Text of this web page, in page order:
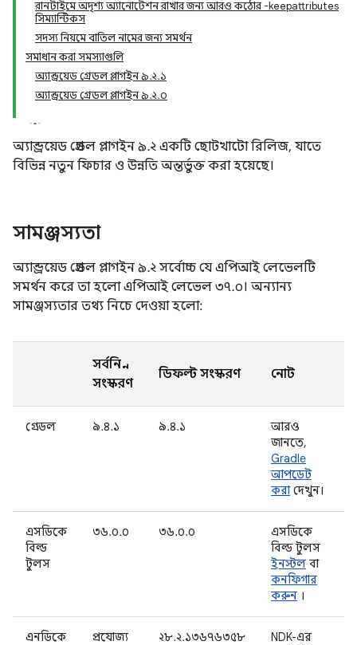
রানটাইমে অদৃশ্য অ্যানোটেশন রাখার জন্য আরও কঠোর -keepattributes
সিম্যান্টিকস
সদস্য নিয়মে বাতিল নামের জন্য সমর্থন
সমাধান করা সমস্যাগুলি
অ্যান্ড্রয়েড গ্রেডল প্লাগইন ৯.২.১
অ্যান্ড্রয়েড গ্রেডল প্লাগইন ৯.২.০
অ্যান্ড্রয়েড গ্রেডল প্লাগইন ৯.২ একটি ছোটখাটো রিলিজ, যাতে
বিভিন্ন নতুন ফিচার ও উন্নতি অন্তর্ভুক্ত করা হয়েছে।
সামঞ্জস্যতা
অ্যান্ড্রয়েড গ্রেডল প্লাগইন ৯.২ সর্বোচ্চ যে এপিআই লেভেলটি
সমর্থন করে তা হলো এপিআই লেভেল ৩৭.০। অন্যান্য
সামঞ্জস্যতার তথ্য নিচে দেওয়া হলো:
সর্বনিম্ন
সংস্করণ
ডিফল্ট সংস্করণ নোট
গ্রেডল ৯.৪.১ ৯.৪.১
আরও
জানতে,
Gradle
আপডেট
করাদেখুন।
এসডিকে
বিল্ড
টুলস
৩৬.০.০ ৩৬.০.০
এসডিকে
বিল্ড টুলস
ইনস্টল বা
কনফিগার
করুন ।
এনডিকে
প্রযোজ্য
২৮.২.১৩৬৭৬৩৫৮
NDK-এর